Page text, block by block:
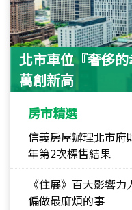
北市車位『奢侈
萬創新高
房市精選
信義房屋辦理北市
年第2次標售結果
《住展》百大影響
偏做最麻煩的事